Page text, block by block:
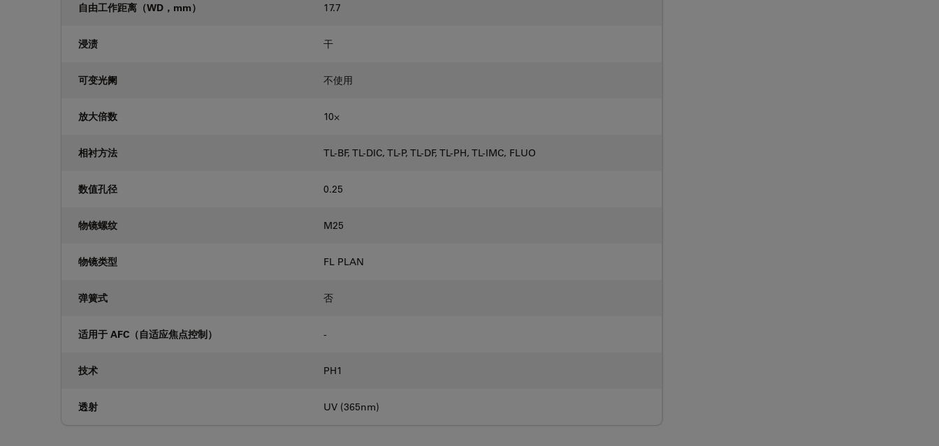
自由工作距离（WD，mm） 17.7
浸渍 干
可变光阑 不使用
放大倍数 10⨉
相衬方法 TL-BF, TL-DIC, TL-P, TL-DF, TL-PH, TL-IMC, FLUO
数值孔径 0.25
物镜螺纹 M25
物镜类型 FL PLAN
弹簧式 否
适用于 AFC（自适应焦点控制） -
技术 PH1
透射 UV (365nm)